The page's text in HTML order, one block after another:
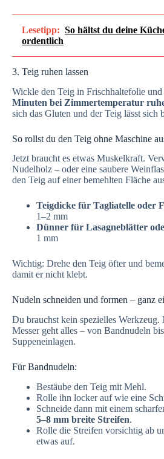
Lesetipp: So hältst du deine
ordentlich
3. Teig ruhen lassen
Wickle den Teig in Frischhaltefolie und
Minuten bei Zimmertemperatur
sich das Gluten und der Teig lässt sich
So rollst du den Teig ohne Maschine
Jetzt braucht es etwas Muskelkraft.
Nudelholz – oder eine saubere
den Teig auf einer bemehlten Fläche
Teigdicke für Tagliatelle oder
1–2 mm
Dünner für Lasagneblätter
1 mm
Wichtig: Drehe den Teig öfter und
damit er nicht klebt.
Nudeln schneiden und formen – ganz
Du brauchst kein spezielles Werkzeug.
Messer geht alles – von Bandnudeln
Suppeneinlagen.
Für Bandnudeln:
Bestäube den Teig mit Mehl.
Rolle ihn locker auf wie eine
Schneide dann mit einem
5–8 mm breite Streifen.
Rolle die Streifen vorsichtig ab
etwas auf.